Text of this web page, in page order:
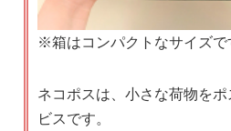
※箱はコンパクトなサイズで
ネコポスは、小さな荷物を
ビスです。